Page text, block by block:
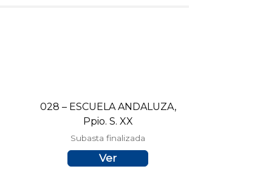
028 – ESCUELA ANDALUZA,
Ppio. S. XX
Subasta finalizada
Ver